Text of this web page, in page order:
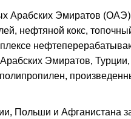
Арабских Эмиратов
нефтяной кокс,
Эмиратов,
Польши и Афганистана